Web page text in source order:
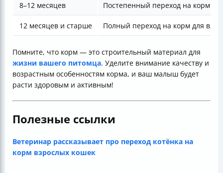
8–12 месяцев Постепенный переход на корм
12 месяцев и старше Полный переход на корм для
Помните, что корм — это строительный материал для
жизни вашего питомца. Уделите внимание качеству и
возрастным особенностям корма, и ваш малыш будет
расти здоровым и активным!
Полезные ссылки
Ветеринар рассказывает про переход котёнка на
корм взрослых кошек